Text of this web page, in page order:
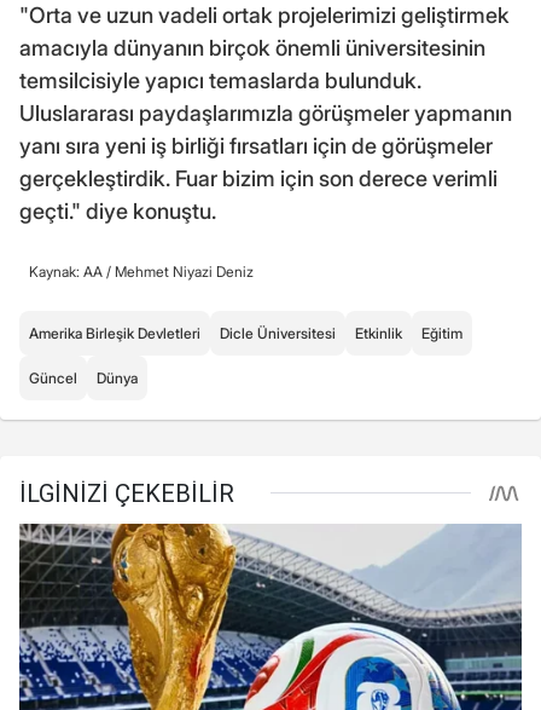
"Orta ve uzun vadeli ortak projelerimizi geliştirmek
amacıyla dünyanın birçok önemli üniversitesinin
temsilcisiyle yapıcı temaslarda bulunduk.
Uluslararası paydaşlarımızla görüşmeler yapmanın
yanı sıra yeni iş birliği fırsatları için de görüşmeler
gerçekleştirdik. Fuar bizim için son derece verimli
geçti." diye konuştu.
Kaynak: AA / Mehmet Niyazi Deniz
Amerika Birleşik Devletleri Dicle Üniversitesi Etkinlik Eğitim
Güncel Dünya